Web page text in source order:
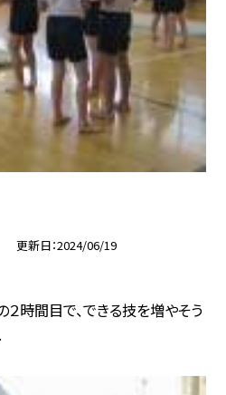
更新日 2024/06/19
２時間目で、できる技を増やそう